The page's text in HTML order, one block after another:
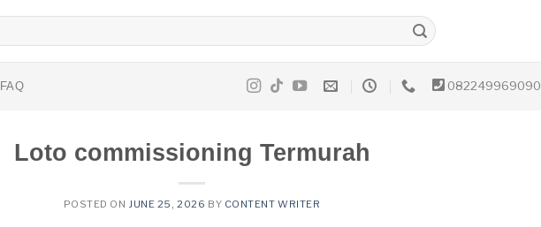
FAQ 082249969090
Loto commissioning Termurah
POSTED ON JUNE 25, 2026 BY CONTENT WRITER